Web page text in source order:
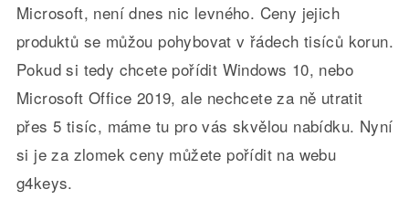
Microsoft, není dnes nic levného. Ceny jejich
produktů se můžou pohybovat v řádech tisíců korun.
Pokud si tedy chcete pořídit Windows 10, nebo
Microsoft Office 2019, ale nechcete za ně utratit
přes 5 tisíc, máme tu pro vás skvělou nabídku. Nyní
si je za zlomek ceny můžete pořídit na webu
g4keys.